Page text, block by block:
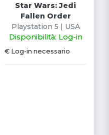
Star Wars: Jedi
Fallen Order
Playstation 5 | USA
Disponibilità: Log-in
€ Log-in necessario